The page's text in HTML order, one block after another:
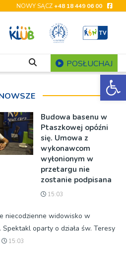
NOWY SĄCZ+48 18 449 06 00
POSŁUCHAJ
Budowa basenu w
Ptaszkowej opóźni
się. Umowa z
wykonawcom
wyłonionym w
przetargu nie
zostanie podpisana
15:03
niecodzienne widowisko w
Spektakl oparty o działa św. Teresy
15:03